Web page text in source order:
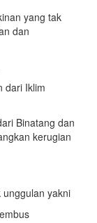
yang tak
dan
dari Iklim
Binatang dan
kerugian
yakni